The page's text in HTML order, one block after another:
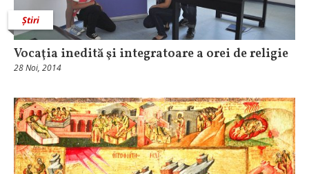
Știri
Vocaţia inedită şi integratoare a orei de religie
28 Noi, 2014